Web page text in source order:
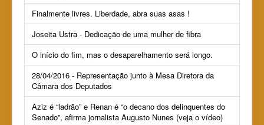
Finalmente livres. Liberdade, abra suas asas !
Joseita Ustra - Dedicação de uma mulher de fibra
O início do fim, mas o desaparelhamento será longo.
28/04/2016 - Representação junto à Mesa Diretora da
Câmara dos Deputados
Aziz é “ladrão” e Renan é “o decano dos delinquentes do
Senado”, afirma jornalista Augusto Nunes (veja o vídeo)